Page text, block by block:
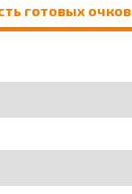
готовых очков